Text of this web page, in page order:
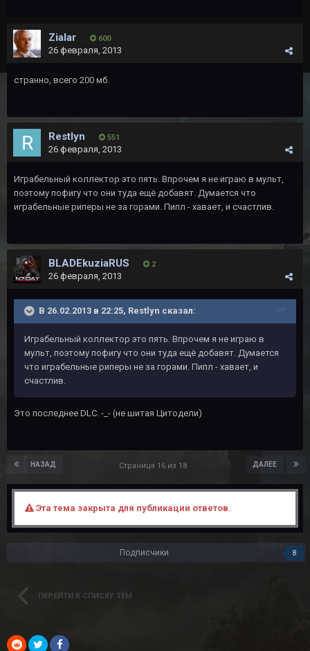
Zialar 600
26 февраля, 2013
странно, всего 200 мб.
Restlyn 551
26 февраля, 2013
Играбельный коллектор это пять. Впрочем я не играю в мульт,
поэтому пофигу что они туда ещё добавят. Думается что
играбельные риперы не за горами. Пипл - хавает, и счастлив.
BLADEkuziaRUS 2
26 февраля, 2013
В 26.02.2013 в 22:25, Restlyn сказал:
Играбельный коллектор это пять. Впрочем я не играю в
мульт, поэтому пофигу что они туда ещё добавят. Думается
что играбельные риперы не за горами. Пипл - хавает, и
счастлив.
Это последнее DLC. -_- (не шитая Цитодели)
НАЗАД ДАЛЕЕ
Страница 16 из 18
Эта тема закрыта для публикации ответов.
Подписчики 8
ПЕРЕЙТИ К СПИСКУ ТЕМ